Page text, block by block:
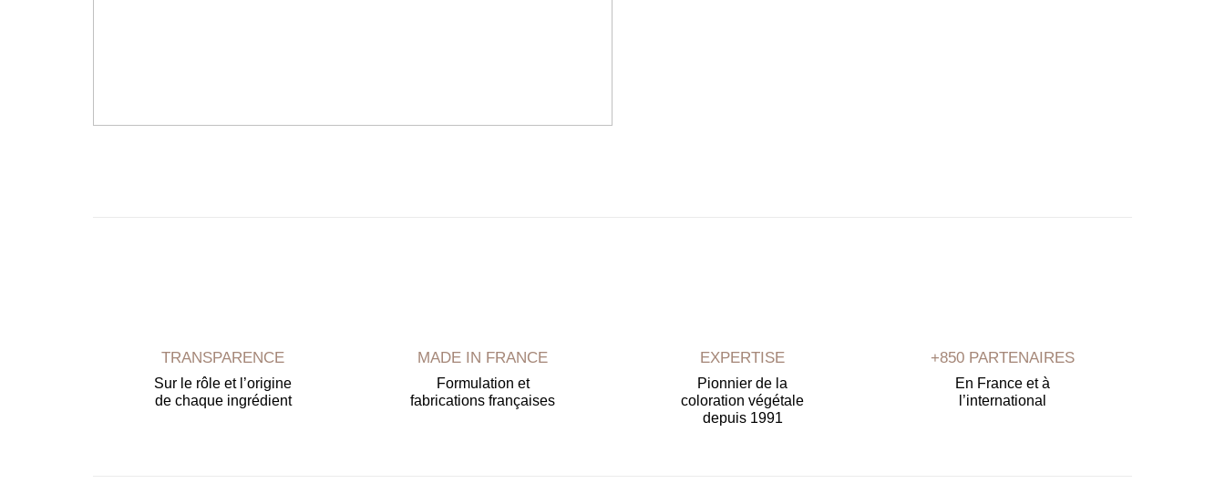
TRANSPARENCE
Sur le rôle et l’origine
de chaque ingrédient
MADE IN FRANCE
Formulation et
fabrications françaises
EXPERTISE
Pionnier de la
coloration végétale
depuis 1991
+850 PARTENAIRES
En France et à
l’international